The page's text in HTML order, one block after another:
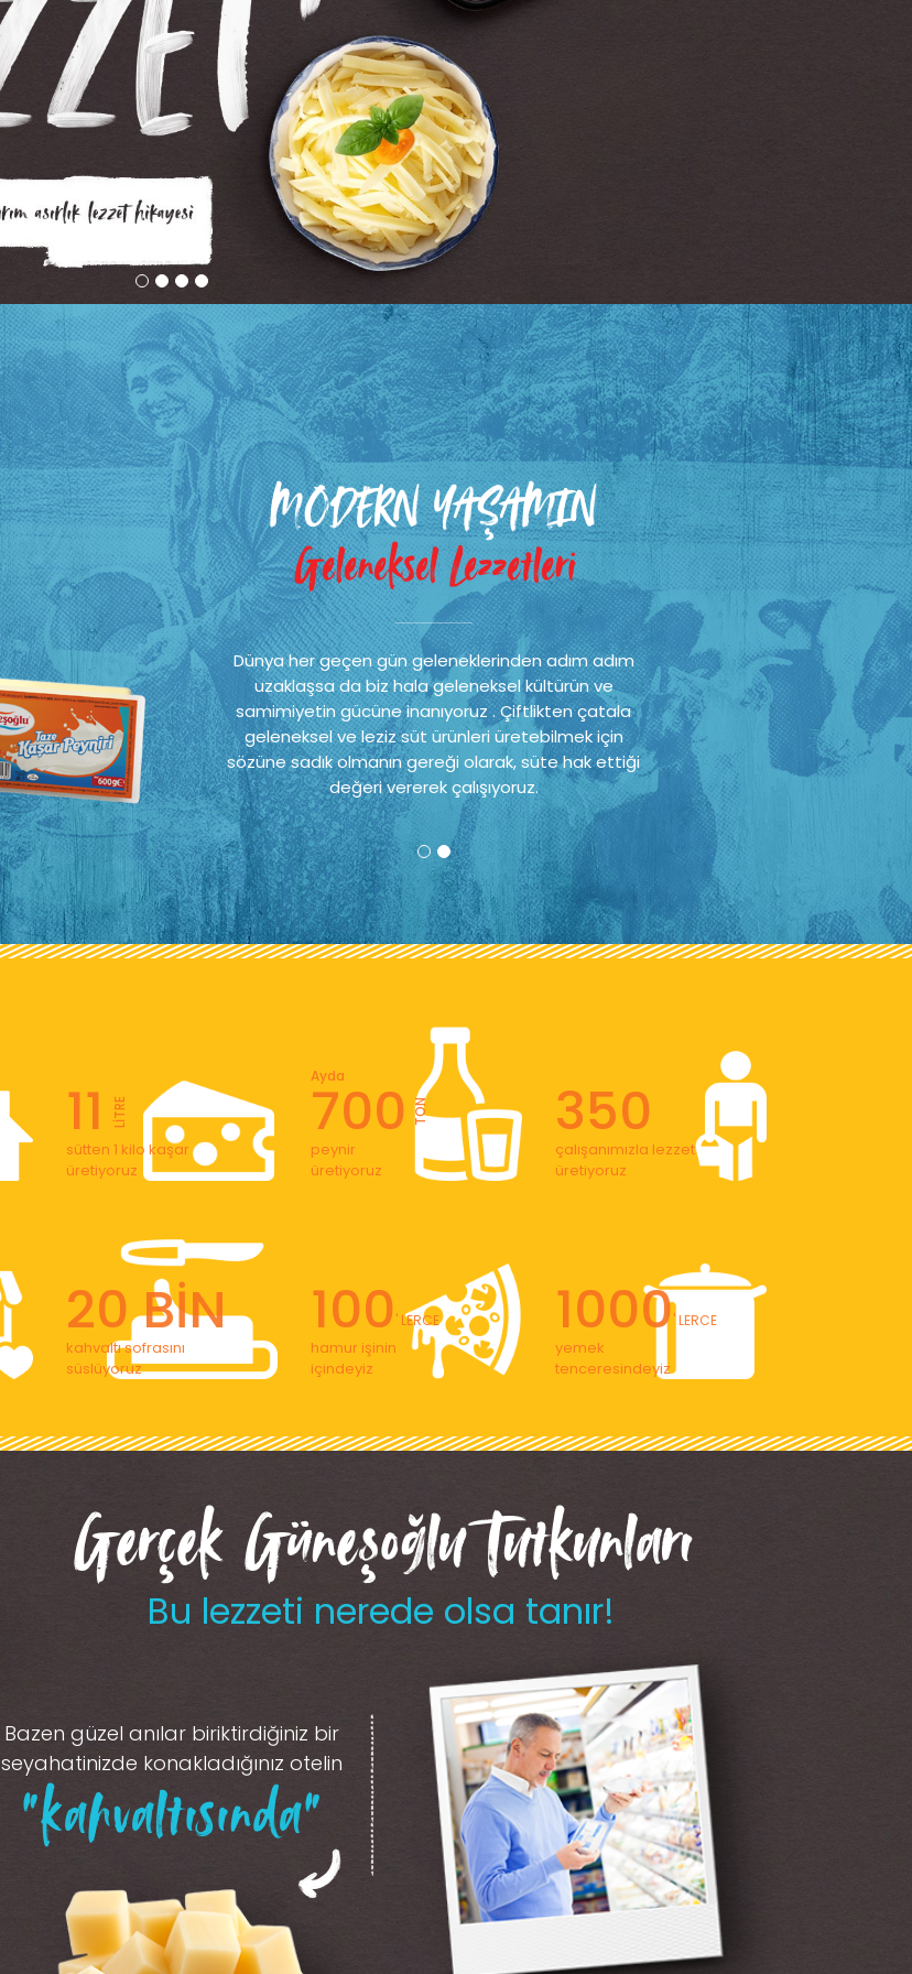
MODERN YAŞAMIN
Geleneksel Lezzetleri
Dünya her geçen gün geleneklerinden adım adım
uzaklaşsa da biz hala geleneksel kültürün ve
samimiyetin gücüne inanıyoruz . Çiftlikten çatala
geleneksel ve leziz süt ürünleri üretebilmek için
sözüne sadık olmanın gereği olarak, süte hak ettiği
değeri vererek çalışıyoruz.
11 LİTRE
sütten 1 kilo kaşar
üretiyoruz
700
Ayda
TON
peynir
üretiyoruz
350
çalışanımızla lezzet
üretiyoruz
20 BİN
kahvaltı sofrasını
süslüyoruz
100' LERCE
hamur işinin
içindeyiz
1000' LERCE
yemek
tenceresindeyiz
Gerçek Güneşoğlu Tutkunları
Bu lezzeti nerede olsa tanır!
Bazen güzel anılar biriktirdiğiniz bir
seyahatinizde konakladığınız otelin
“kahvaltısında”